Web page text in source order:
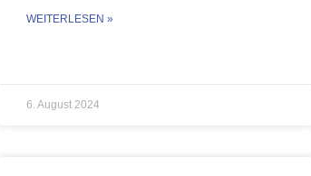
WEITERLESEN »
6. August 2024